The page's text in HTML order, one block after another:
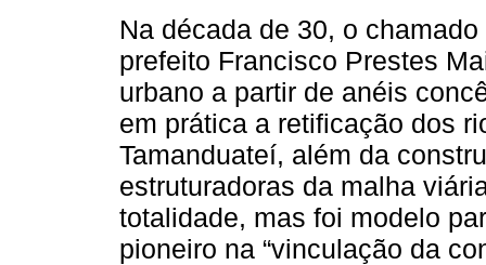
Na década de 30, o
prefeito Francisco Prestes
urbano a partir de anéis
em prática a retificação dos
Tamanduateí, além da
estruturadoras da malha
totalidade, mas foi modelo
pioneiro na “vinculação da